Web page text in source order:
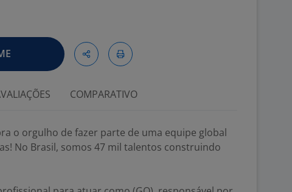
COMPARATIVO
o orgulho de fazer parte de uma equipe global
No Brasil, somos 47 mil talentos construindo